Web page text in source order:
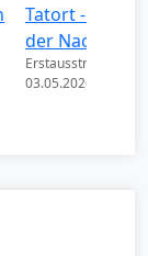
Tatort - Könige
der Nacht
Erstausstrahlung
03.05.2026